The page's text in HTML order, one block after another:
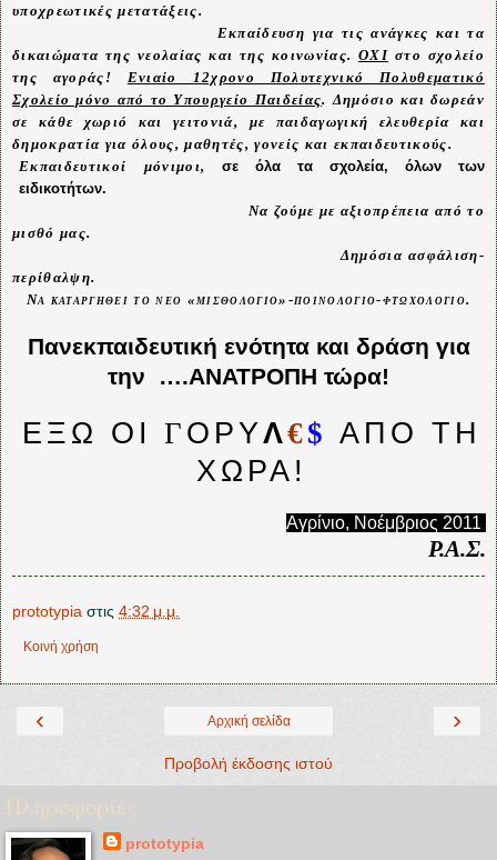
υποχρεωτικές μετατάξεις.
Εκπαίδευση για τις ανάγκες και τα
δικαιώματα της νεολαίας και της κοινωνίας.ΟΧΙ στο σχολείο
της αγοράς! Ενιαίο 12χρovo Πολυτεχνικό Πολυθεματικό
Σχολείο μόνο από το Υπουργείο Παιδείας. Δημόσιο και δωρεάν
σε κάθε χωριό και γειτονιά, με παιδαγωγική ελευθερία και
δημοκρατία για όλους, μαθητές, γονείς και εκπαιδευτικούς.
Εκπαιδευτικοί μόνιμοι,σε όλα τα σχολεία, όλων των
ειδικοτήτων.
Να ζούμε με αξιοπρέπεια από το
μισθό μας.
Δημόσια ασφάλιση-
περίθαλψη.
Να καταργηθεί το νέο «μισθολόγιο»-ποινολόγιο-φτωχολόγιο.
Πανεκπαιδευτική ενότητα και δράση για
την ….ΑΝΑΤΡΟΠΗ τώρα!
ΕΞΩ ΟΙ Γ ΟΡΥΛ€$ ΑΠΌ ΤΗ
ΧΏΡΑ!
Αγρίνιο, Νοέμβριος 2011
Ρ.Α.Σ.
prototypia στις 4:32 μ.μ.
Κοινή χρήση
‹ ›
Αρχική σελίδα
Προβολή έκδοσης ιστού
Πληροφορίες
prototypia